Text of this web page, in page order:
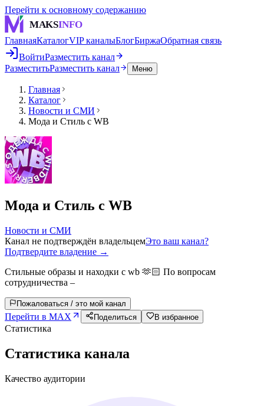
Перейти к основному содержанию
MAKSINFO
ГлавнаяКаталогVIP каналыБлогБиржаОбратная связь
ВойтиРазместить канал
РазместитьРазместить канал Меню
Главная
Каталог
Новости и СМИ
Мода и Стиль с WB
Мода и Стиль с WB
Новости и СМИ
Канал не подтверждён владельцемЭто ваш канал?
Подтвердите владение →
Стильные образы и находки с wb 🫶🏻 По вопросам
сотрудничества –
Пожаловаться / это мой канал
Перейти в MAX Поделиться В избранное
Статистика
Статистика канала
Качество аудитории